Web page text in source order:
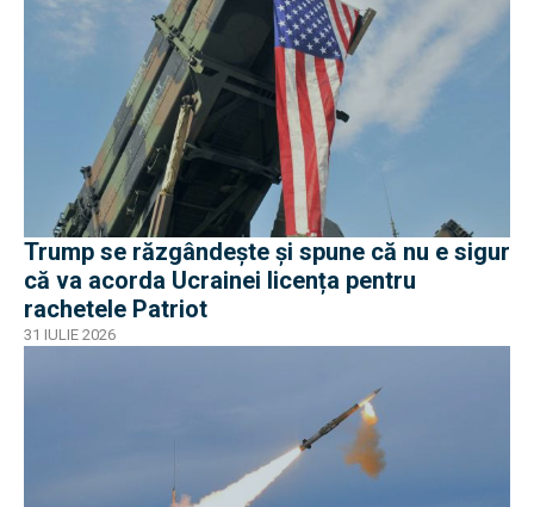
Trump se răzgândește și spune că nu e sigur
că va acorda Ucrainei licența pentru
rachetele Patriot
31 IULIE 2026